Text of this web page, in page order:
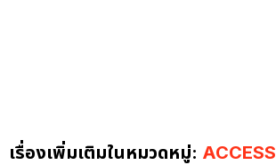
เรื่องเพิ่มเติมในหมวดหมู่: